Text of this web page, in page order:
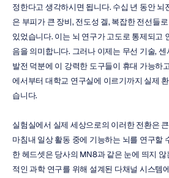
정한다고 생각하시면 됩니다. 수십 년 동안 뇌
은 부피가 큰 장비, 전도성 겔, 복잡한 전선들
있었습니다. 이는 뇌 연구가 고도로 통제되고
음을 의미합니다. 그러나 이제는 무선 기술,
발전 덕분에 이 강력한 도구들이 휴대 가능하
에서부터 대학교 연구실에 이르기까지 실제
습니다.
실험실에서 실제 세상으로의 이러한 전환은
마침내 일상 활동 중에 기능하는 뇌를 연구할
한 헤드셋은 당사의 MN8과 같은 눈에 띄지
적인 과학 연구를 위해 설계된 다채널 시스템